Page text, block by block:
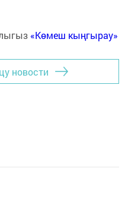
«Көмеш кыңгырау»
новости